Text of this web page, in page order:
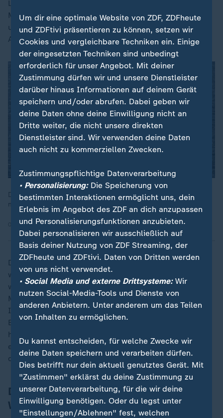
Lärm der Motoren ausgesetzt, um dann einfach ins
Meer gekippt zu werden - das muss höllisch stressig
und beängstigend für das Tier gewesen sein." Die
Aktion sei "reine Tierquälerei" gewesen.
Der in der Ostsee gestrandete Buckelwal war Anfang Mai nach
mehreren Rettungsversuchen in der Nordsee angekommen.
02.05.2026 | 1:38 min
Der Wal hatte an der deutschen Ostseeküste immer
wieder Flachwasserbereiche aufgesucht -
weitergezogen war er mehrfach erst, nachdem sich
Menschen genähert hatten. Schließlich lag er vor der
Insel Poel inMecklenburg-Vorpommern. Gegen die
Empfehlung deutscher Fachleute und Institutionen
hatte das Landesumweltministerium geduldet, dass
eine private Initiative das Tier abtransportiert und in
der Nordsee freisetzt.
Dänen verstehen Aufheben um "Promi-
Wal" nicht
Um dir eine optimale Website von ZDF, ZDFheute
und ZDFtivi präsentieren zu können, setzen wir
Cookies und vergleichbare Techniken ein. Einige
der eingesetzten Techniken sind unbedingt
erforderlich für unser Angebot. Mit deiner
Zustimmung dürfen wir und unsere Dienstleister
darüber hinaus Informationen auf deinem Gerät
speichern und/oder abrufen. Dabei geben wir
deine Daten ohne deine Einwilligung nicht an
Dritte weiter, die nicht unsere direkten
Dienstleister sind. Wir verwenden deine Daten
auch nicht zu kommerziellen Zwecken.
Zustimmungspflichtige Datenverarbeitung
• Personalisierung:Die Speicherung von
bestimmten Interaktionen ermöglicht uns, dein
Erlebnis im Angebot des ZDF an dich anzupassen
und Personalisierungsfunktionen anzubieten.
Dabei personalisieren wir ausschließlich auf
Basis deiner Nutzung von ZDF Streaming, der
ZDFheute und ZDFtivi. Daten von Dritten werden
von uns nicht verwendet.
• Social Media und externe Drittsysteme:Wir
nutzen Social-Media-Tools und Dienste von
anderen Anbietern. Unter anderem um das Teilen
von Inhalten zu ermöglichen.
Du kannst entscheiden, für welche Zwecke wir
deine Daten speichern und verarbeiten dürfen.
Dies betrifft nur dein aktuell genutztes Gerät. Mit
"Zustimmen" erklärst du deine Zustimmung zu
unserer Datenverarbeitung, für die wir deine
Einwilligung benötigen. Oder du legst unter
"Einstellungen/Ablehnen" fest, welchen